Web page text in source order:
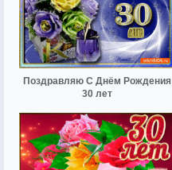
Поздравляю С Днём Рождения
30 лет